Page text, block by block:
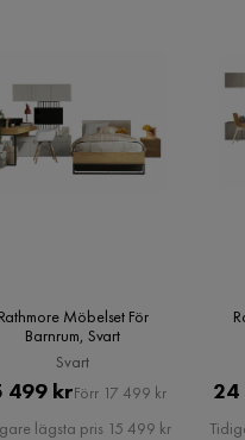
tillvalstjänster visas, kan
och valda
Rathmore Möbelset För
Barnrum, Svart
Svart
Pris
499 krOriginal
Pris
Förr 17 499 kr
lägsta pris 15 499 kr
24